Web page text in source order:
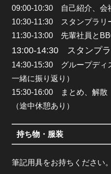
09:00-10:30 自己紹介、会
10:30-11:30 スタンプラリ
11:30-13:00 先輩社員と
13:00-14:30 スタンプ
14:30-15:30 グループディ
一緒に振り返り）
15:30-16:00 まとめ、解散
（途中休憩あり）
持ち物・服装
筆記用具をお持ちください。